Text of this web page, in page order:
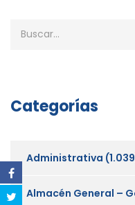
Categorías
Administrativa
Almacén General –